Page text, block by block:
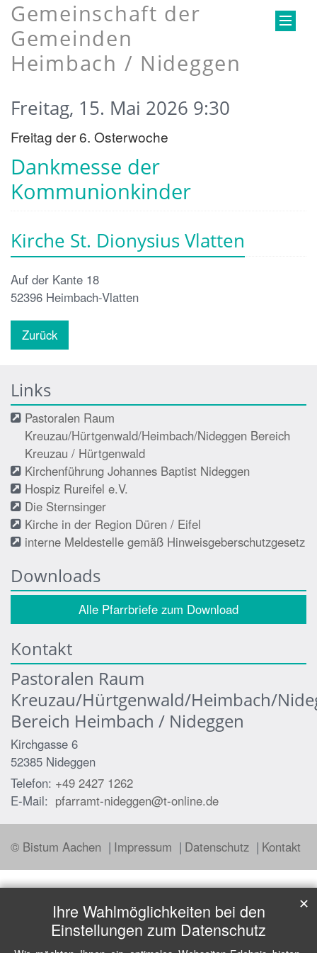
Gemeinschaft der
Gemeinden
Heimbach / Nideggen
Dankmesse der
Kommunionkinder
Freitag, 15. Mai 2026 9:30
Freitag der 6. Osterwoche
Kirche St. Dionysius Vlatten
Auf der Kante 18
52396 Heimbach-Vlatten
Zurück
Links
Pastoralen Raum
Kreuzau/Hürtgenwald/Heimbach/Nideggen Bereich
Kreuzau / Hürtgenwald
Kirchenführung Johannes Baptist Nideggen
Hospiz Rureifel e.V.
Die Sternsinger
Kirche in der Region Düren / Eifel
interne Meldestelle gemäß Hinweisgeberschutzgesetz
Downloads
Alle Pfarrbriefe zum Download
Kontakt
Pastoralen Raum
Kreuzau/Hürtgenwald/Heimbach/
Bereich Heimbach / Nideggen
Kirchgasse 6
52385 Nideggen
Telefon: +49 2427 1262
E-Mail: pfarramt-nideggen@t-online.de
© Bistum Aachen Impressum Datenschutz Kontakt
Ihre Wahlmöglichkeiten bei den
Einstellungen zum Datenschutz
✕